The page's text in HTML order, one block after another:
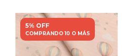
5% OFF
COMPRANDO 10 O MÁS